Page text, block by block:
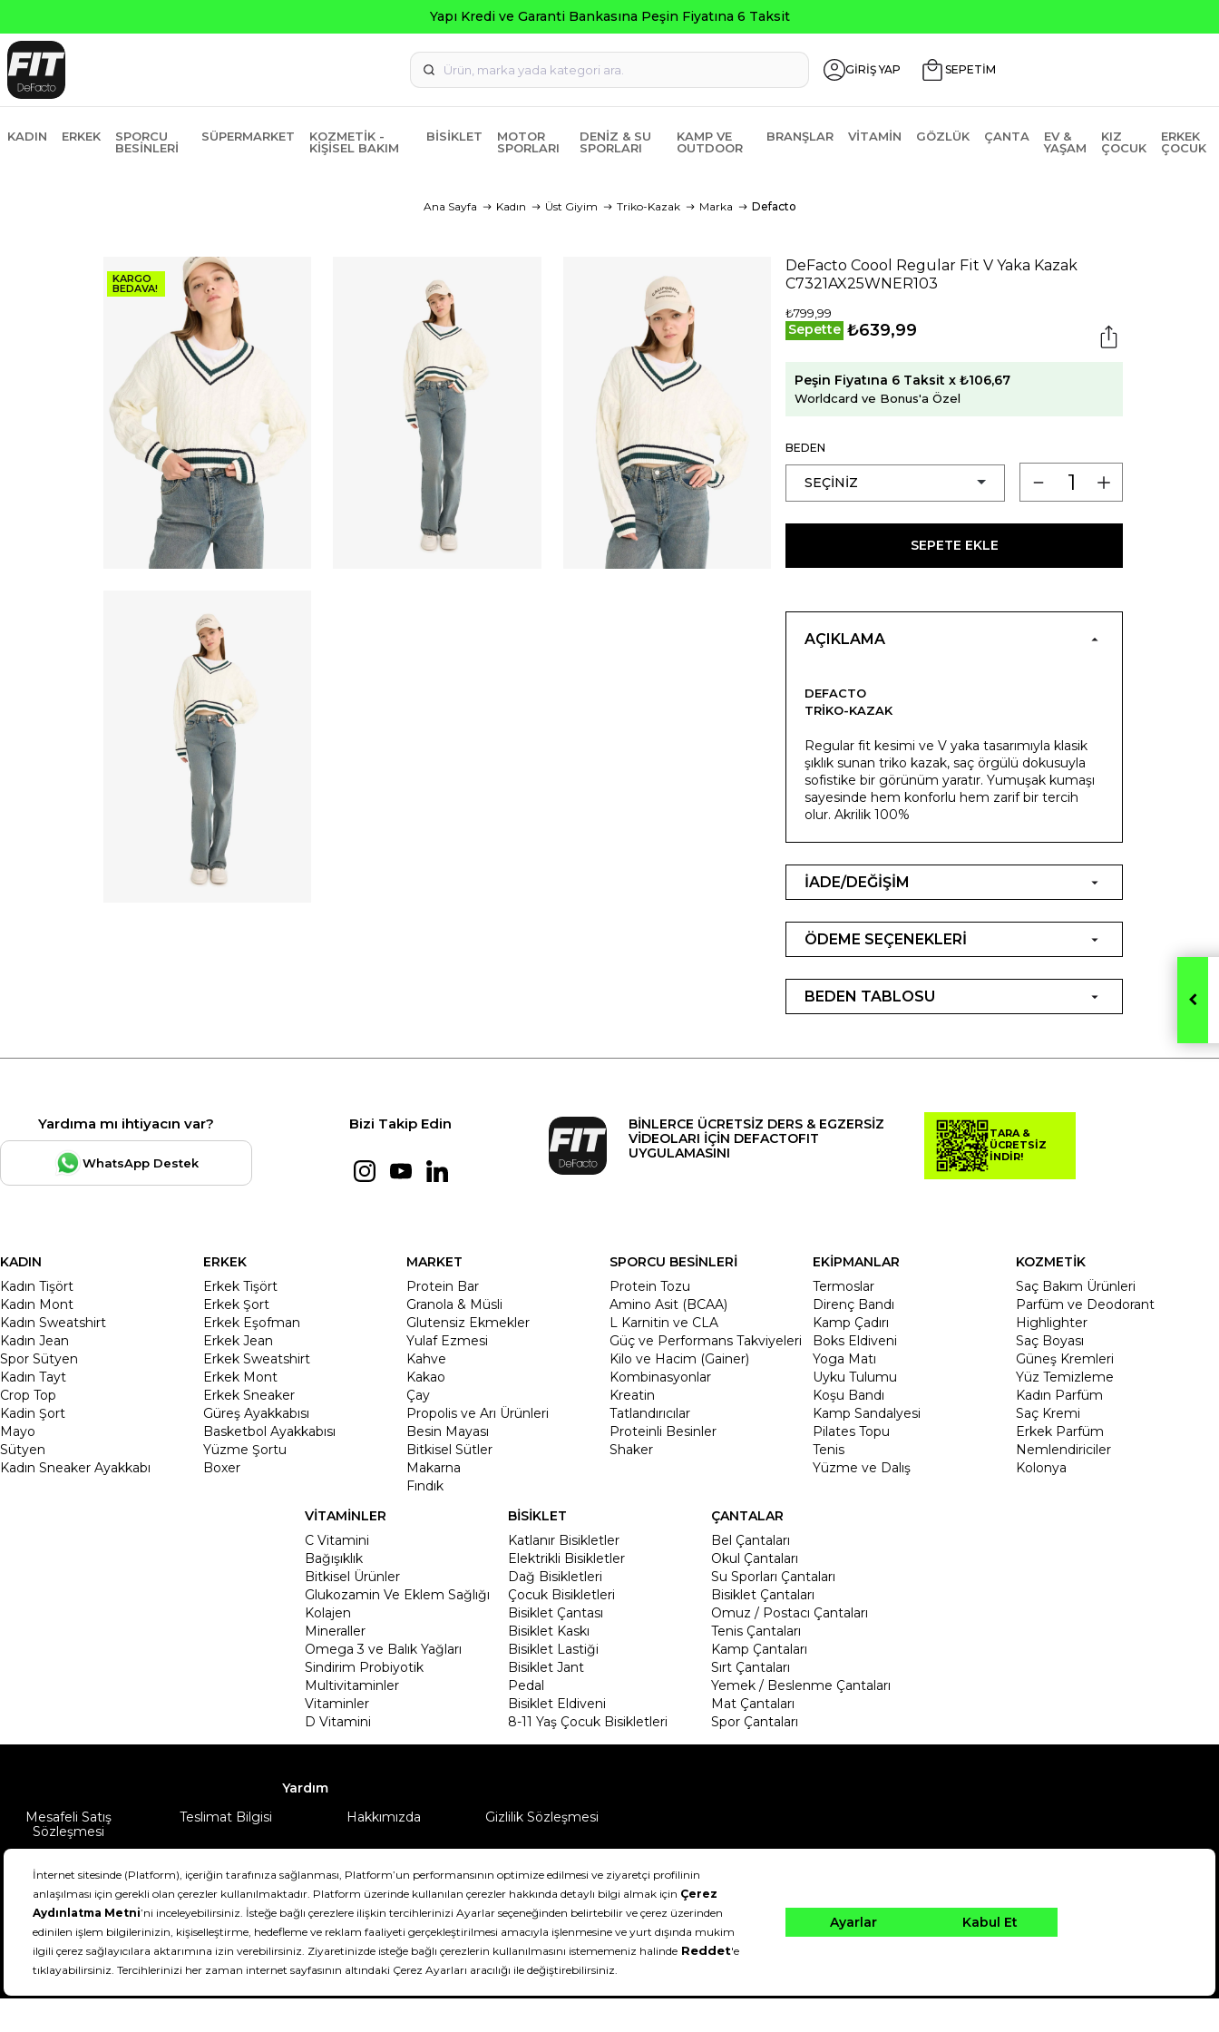
GİRİŞ YAP SEPETİM
KADIN ERKEK
SPORCU
BESINLERI
SÜPERMARKET
KOZMETIK -
KIŞISEL BAKIM
BISIKLET
MOTOR
SPORLARI
DENIZ & SU
SPORLARI
KAMP VE
OUTDOOR
BRANŞLAR VITAMIN GÖZLÜK ÇANTA
EV &
YAŞAM
KIZ
ÇOCUK
ERKEK
ÇOCUK
Ana Sayfa Kadın Üst Giyim Triko-Kazak Marka Defacto
KARGO
BEDAVA!
DeFacto Coool Regular Fit V Yaka Kazak
C7321AX25WNER103
₺799,99
Sepette ₺639,99
Peşin Fiyatına 6 Taksit x ₺106,67
Worldcard ve Bonus'a Özel
BEDEN
SEPETE EKLE
AÇIKLAMA
DEFACTO
TRIKO-KAZAK
Regular fit kesimi ve V yaka tasarımıyla klasik
şıklık sunan triko kazak, saç örgülü dokusuyla
sofistike bir görünüm yaratır. Yumuşak kumaşı
sayesinde hem konforlu hem zarif bir tercih
olur. Akrilik 100%
İADE/DEĞİŞİM
ÖDEME SEÇENEKLERİ
BEDEN TABLOSU
Yardıma mı ihtiyacın var?
WhatsApp Destek
Bizi Takip Edin
BİNLERCE ÜCRETSİZ DERS & EGZERSİZ
VİDEOLARI İÇİN DEFACTOFIT
UYGULAMASINI
TARA &
ÜCRETSİZ
İNDİR!
KADIN
Kadın Tişört
Kadın Mont
Kadın Sweatshirt
Kadın Jean
Spor Sütyen
Kadın Tayt
Crop Top
Kadin Şort
Mayo
Sütyen
Kadın Sneaker Ayakkabı
ERKEK
Erkek Tişört
Erkek Şort
Erkek Eşofman
Erkek Jean
Erkek Sweatshirt
Erkek Mont
Erkek Sneaker
Güreş Ayakkabısı
Basketbol Ayakkabısı
Yüzme Şortu
Boxer
MARKET
Protein Bar
Granola & Müsli
Glutensiz Ekmekler
Yulaf Ezmesi
Kahve
Kakao
Çay
Propolis ve Arı Ürünleri
Besin Mayası
Bitkisel Sütler
Makarna
Fındık
SPORCU BESİNLERİ
Protein Tozu
Amino Asit (BCAA)
L Karnitin ve CLA
Güç ve Performans Takviyeleri
Kilo ve Hacim (Gainer)
Kombinasyonlar
Kreatin
Tatlandırıcılar
Proteinli Besinler
Shaker
EKİPMANLAR
Termoslar
Direnç Bandı
Kamp Çadırı
Boks Eldiveni
Yoga Matı
Uyku Tulumu
Koşu Bandı
Kamp Sandalyesi
Pilates Topu
Tenis
Yüzme ve Dalış
KOZMETİK
Saç Bakım Ürünleri
Parfüm ve Deodorant
Highlighter
Saç Boyası
Güneş Kremleri
Yüz Temizleme
Kadın Parfüm
Saç Kremi
Erkek Parfüm
Nemlendiriciler
Kolonya
VİTAMİNLER
C Vitamini
Bağışıklık
Bitkisel Ürünler
Glukozamin Ve Eklem Sağlığı
Kolajen
Mineraller
Omega 3 ve Balık Yağları
Sindirim Probiyotik
Multivitaminler
Vitaminler
D Vitamini
BİSİKLET
Katlanır Bisikletler
Elektrikli Bisikletler
Dağ Bisikletleri
Çocuk Bisikletleri
Bisiklet Çantası
Bisiklet Kaskı
Bisiklet Lastiği
Bisiklet Jant
Pedal
Bisiklet Eldiveni
8-11 Yaş Çocuk Bisikletleri
ÇANTALAR
Bel Çantaları
Okul Çantaları
Su Sporları Çantaları
Bisiklet Çantaları
Omuz / Postacı Çantaları
Tenis Çantaları
Kamp Çantaları
Sırt Çantaları
Yemek / Beslenme Çantaları
Mat Çantaları
Spor Çantaları
Yardım
Mesafeli Satış
Sözleşmesi
Teslimat Bilgisi Hakkımızda Gizlilik Sözleşmesi
DeFactoFIT ©️ 2022-2026. Tüm hakları saklıdır.